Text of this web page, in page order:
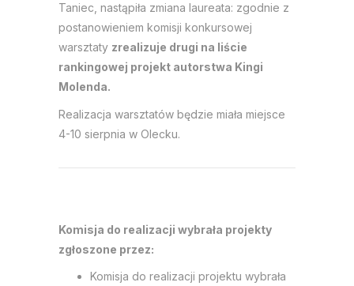
Taniec, nastąpiła zmiana laureata: zgodnie z
postanowieniem komisji konkursowej
warsztaty zrealizuje drugi na liście
rankingowej projekt autorstwa Kingi
Molenda.
Realizacja warsztatów będzie miała miejsce
4-10 sierpnia w Olecku.
Komisja do realizacji wybrała projekty
zgłoszone przez:
Komisja do realizacji projektu wybrała